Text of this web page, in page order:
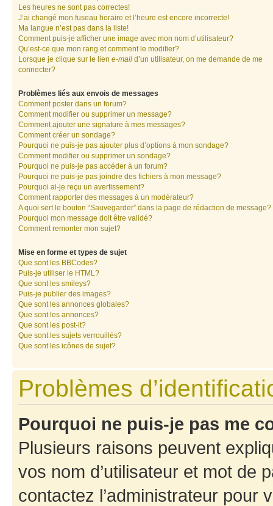
Les heures ne sont pas correctes!
J’ai changé mon fuseau horaire et l’heure est encore incorrecte!
Ma langue n’est pas dans la liste!
Comment puis-je afficher une image avec mon nom d’utilisateur?
Qu’est-ce que mon rang et comment le modifier?
Lorsque je clique sur le lien e-mail d’un utilisateur, on me demande de me
connecter?
Problèmes liés aux envois de messages
Comment poster dans un forum?
Comment modifier ou supprimer un message?
Comment ajouter une signature à mes messages?
Comment créer un sondage?
Pourquoi ne puis-je pas ajouter plus d’options à mon sondage?
Comment modifier ou supprimer un sondage?
Pourquoi ne puis-je pas accéder à un forum?
Pourquoi ne puis-je pas joindre des fichiers à mon message?
Pourquoi ai-je reçu un avertissement?
Comment rapporter des messages à un modérateur?
A quoi sert le bouton “Sauvegarder” dans la page de rédaction de message?
Pourquoi mon message doit être validé?
Comment remonter mon sujet?
Mise en forme et types de sujet
Que sont les BBCodes?
Puis-je utiliser le HTML?
Que sont les smileys?
Puis-je publier des images?
Que sont les annonces globales?
Que sont les annonces?
Que sont les post-it?
Que sont les sujets verrouillés?
Que sont les icônes de sujet?
Problèmes
Pourquoi ne puis-je pas me
Plusieurs raisons peuvent
vos nom d’utilisateur et mot de
contactez l’administrateur pour